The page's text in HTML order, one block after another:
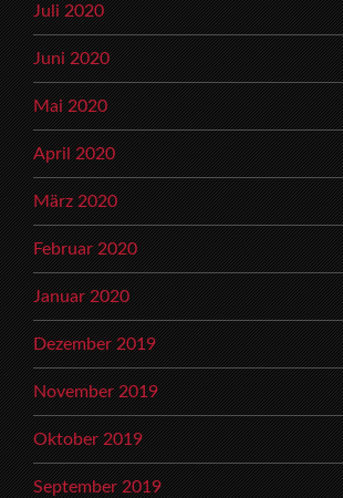
Juli 2020
Juni 2020
Mai 2020
April 2020
März 2020
Februar 2020
Januar 2020
Dezember 2019
November 2019
Oktober 2019
September 2019